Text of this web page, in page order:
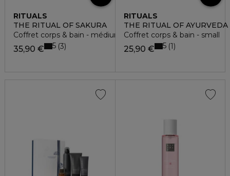
RITUALS
THE RITUAL OF SAKURA
Coffret corps & bain - médium
35,90 € 5 3
RITUALS
THE RITUAL OF AYURVEDA
Coffret corps & bain - small
25,90 € 5 1